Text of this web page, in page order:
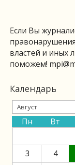
Если Вы
властей и иных
поможем!
Календарь
Пн Вт
3
4